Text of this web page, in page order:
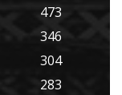
473
346
304
283